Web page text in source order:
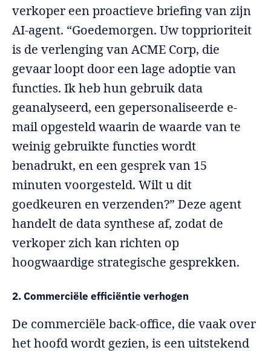
verkoper een proactieve briefing van zijn
AI-agent. “Goedemorgen. Uw topprioriteit
is de verlenging van ACME Corp, die
gevaar loopt door een lage adoptie van
functies. Ik heb hun gebruik data
geanalyseerd, een gepersonaliseerde e-
mail opgesteld waarin de waarde van te
weinig gebruikte functies wordt
benadrukt, en een gesprek van 15
minuten voorgesteld. Wilt u dit
goedkeuren en verzenden?” Deze agent
handelt de data synthese af, zodat de
verkoper zich kan richten op
hoogwaardige strategische gesprekken.
2. Commerciële efficiëntie verhogen
De commerciële back-office, die vaak over
het hoofd wordt gezien, is een uitstekend